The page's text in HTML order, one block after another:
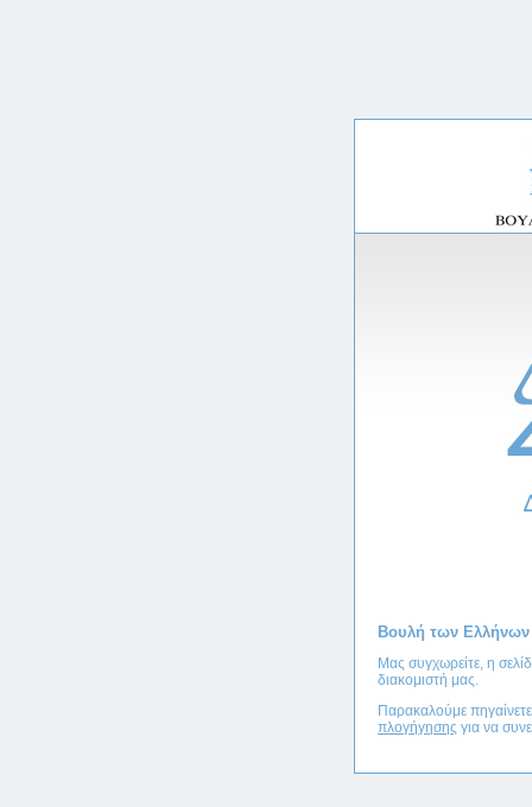
Βουλή των Ελλήνων
Μας συγχωρείτε, η
διακομιστή μας.
Παρακαλούμε
πλογήγησης για να